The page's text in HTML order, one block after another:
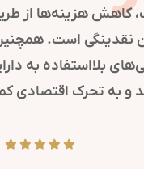
را تقویت می‌کند.
برند کمک
می‌رسانند.
کلیدی است تا